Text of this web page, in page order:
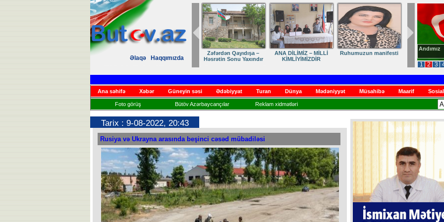
Əlaqə
Haqqımızda
1 2 3
Andımız
Zəfərdən Qayıdışa –
Həsrətin Sonu Yaxındır
ANA DİLİMİZ – MİLLİ
KİMLİYİMİZDİR
Ruhumuzun manifesti
Ana səhifə Xəbər Güneyin səsi Ədəbiyyat Turan Dünya Mədəniyyət Müsahibə Maarif
Foto görüş Bütöv Azərbaycançılar Reklam xidmətləri
Tarix : 9-08-2022, 20:43
Rusiya və Ukrayna arasında beşinci cəsəd mübadiləsi